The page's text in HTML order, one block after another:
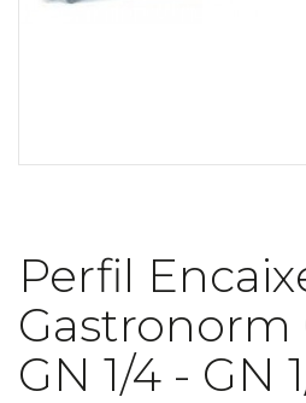
Perfil
Gastronorm
GN 1/4 - GN